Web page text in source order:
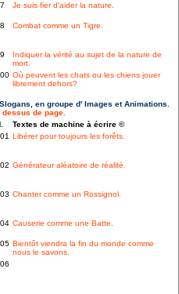
Je suis fier d'aider la nature.
Combat comme un Tigre.
Indiquer la vérité au sujet de la nature de
mort.
Où peuvent les chats ou les chiens jouer
librement dehors?
en groupe d' Images et Animations.
dessus de page.
Textes de machine à écrire ©
Libérer pour toujours les forêts.
Générateur aléatoire de réalité.
Chanter comme un Rossignol.
Causerie comme une Batte.
Bientôt viendra la fin du monde comme
nous le savons.